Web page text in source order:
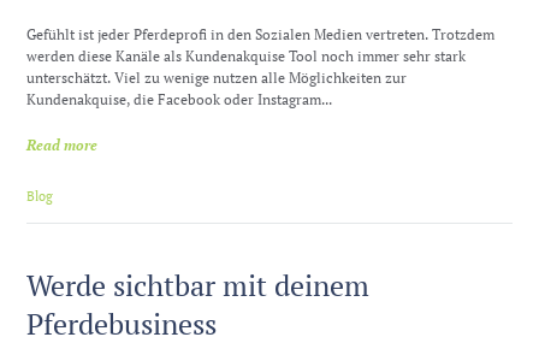
Gefühlt ist jeder Pferdeprofi in den Sozialen Medien vertreten. Trotzdem
werden diese Kanäle als Kundenakquise Tool noch immer sehr stark
unterschätzt. Viel zu wenige nutzen alle Möglichkeiten zur
Kundenakquise, die Facebook oder Instagram...
Read more
Blog
Werde sichtbar mit deinem
Pferdebusiness